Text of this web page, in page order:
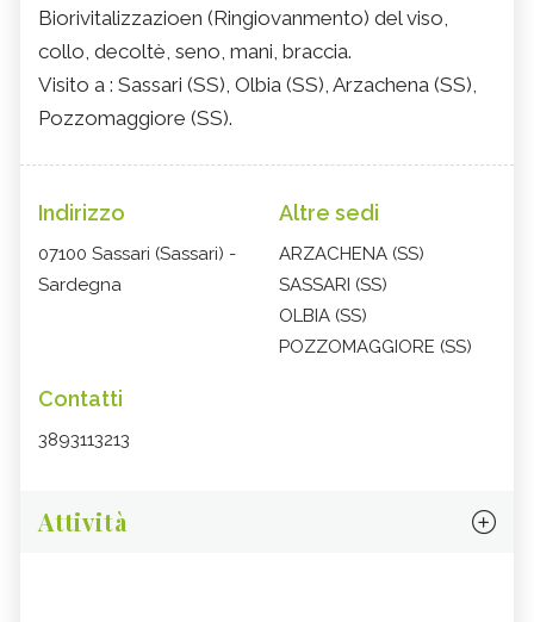
Biorivitalizzazioen (Ringiovanmento) del viso,
collo, decoltè, seno, mani, braccia.
Visito a : Sassari (SS), Olbia (SS), Arzachena (SS),
Pozzomaggiore (SS).
Indirizzo
07100 Sassari (Sassari) -
Sardegna
Altre sedi
ARZACHENA (SS)
SASSARI (SS)
OLBIA (SS)
POZZOMAGGIORE (SS)
Contatti
3893113213
Attività